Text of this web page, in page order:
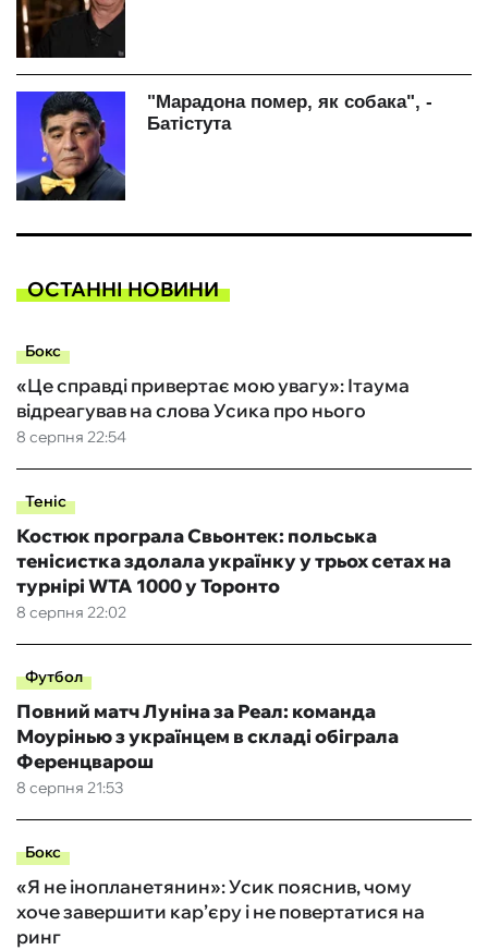
ОСТАННІ НОВИНИ
Бокс
8 серпня 22:54
«Це справді привертає мою увагу»: Ітаума
відреагував на слова Усика про нього
Теніс
8 серпня 22:02
Костюк програла Свьонтек: польська
тенісистка здолала українку у трьох сетах на
турнірі WTA 1000 у Торонто
Футбол
8 серпня 21:53
Повний матч Луніна за Реал: команда
Моурінью з українцем в складі обіграла
Ференцварош
Бокс
«Я не інопланетянин»: Усик пояснив, чому
хоче завершити кар’єру і не повертатися на
ринг